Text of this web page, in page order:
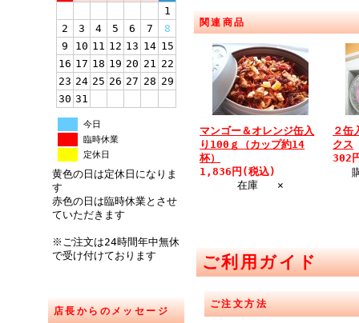
1
2
3 4 5 6 7
8
9
10 11 12 13 14 15
16 17 18 19 20 21 22
23 24 25 26 27 28 29
30 31
今日
臨時休業
定休日
黄色の日は定休日になりま
す
赤色の日は臨時休業とさせ
ていただきます
※ご注文は24時間年中無休
で受け付けております
店長からのメッセージ
関連商品
マンゴー＆オレンジ缶入
り100ｇ（カップ約14
杯）
1,836円(税込)
在庫 ×
２缶
クス
302
ご利用ガイド
ご注文方法